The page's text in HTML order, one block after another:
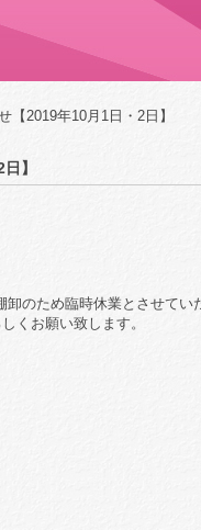
【2019年10月1日・2日】
】
卸のため臨時休業とさせてい
くお願い致します。